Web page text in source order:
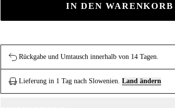
IN DEN WARENKORB
Rückgabe und Umtausch innerhalb von 14 Tagen.
Lieferung in 1 Tag nach Slowenien. Land ändern